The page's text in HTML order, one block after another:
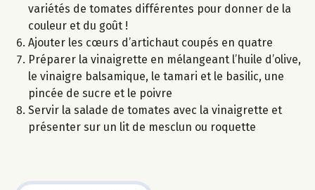
variétés de tomates différentes pour donner de la
couleur et du goût !
Ajouter les cœurs d’artichaut coupés en quatre
Préparer la vinaigrette en mélangeant l’huile d’olive,
le vinaigre balsamique, le tamari et le basilic, une
pincée de sucre et le poivre
Servir la salade de tomates avec la vinaigrette et
présenter sur un lit de mesclun ou roquette